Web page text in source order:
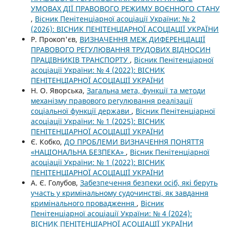
УМОВАХ ДІЇ ПРАВОВОГО РЕЖИМУ ВОЄННОГО СТАНУ
, Вісник Пенітенціарної асоціації України: № 2
(2026): ВІСНИК ПЕНІТЕНЦІАРНОЇ АСОЦІАЦІЇ УКРАЇНИ
Р. Прокоп'єв, ВИЗНАЧЕННЯ МЕЖ ДИФЕРЕНЦІАЦІЇ
ПРАВОВОГО РЕГУЛЮВАННЯ ТРУДОВИХ ВІДНОСИН
ПРАЦІВНИКІВ ТРАНСПОРТУ , Вісник Пенітенціарної
асоціації України: № 4 (2022): ВІСНИК
ПЕНІТЕНЦІАРНОЇ АСОЦІАЦІЇ УКРАЇНИ
Н. О. Яворська, Загальна мета, функції та методи
механізму правового регулювання реалізації
соціальної функції держави , Вісник Пенітенціарної
асоціації України: № 1 (2025): ВІСНИК
ПЕНІТЕНЦІАРНОЇ АСОЦІАЦІЇ УКРАЇНИ
Є. Кобко, ДО ПРОБЛЕМИ ВИЗНАЧЕННЯ ПОНЯТТЯ
«НАЦІОНАЛЬНА БЕЗПЕКА» , Вісник Пенітенціарної
асоціації України: № 1 (2022): ВІСНИК
ПЕНІТЕНЦІАРНОЇ АСОЦІАЦІЇ УКРАЇНИ
А. Є. Голубов, Забезпечення безпеки осіб, які беруть
участь у кримінальному судочинстві, як завдання
кримінального провадження , Вісник
Пенітенціарної асоціації України: № 4 (2024):
ВІСНИК ПЕНІТЕНЦІАРНОЇ АСОЦІАЦІЇ УКРАЇНИ